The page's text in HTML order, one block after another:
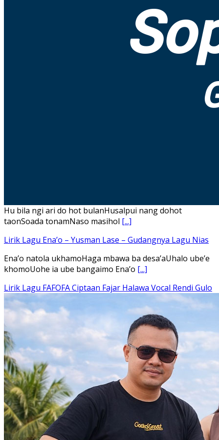
Hu bila ngi ari do hot bulanHusalpui nang dohot
taonSoada tonamNaso masihol [...]
Lirik Lagu Ena’o – Yusman Lase – Gudangnya Lagu Nias